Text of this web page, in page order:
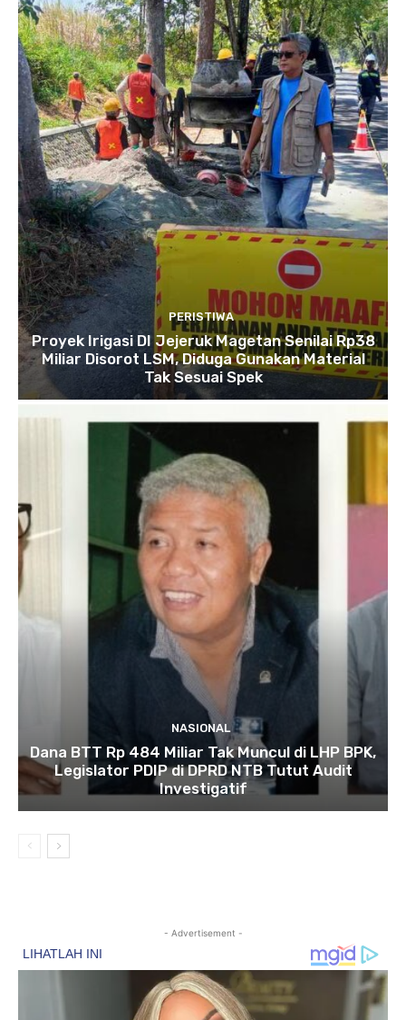
PERISTIWA
Proyek Irigasi DI Jejeruk Magetan Senilai Rp38
Miliar Disorot LSM, Diduga Gunakan Material
Tak Sesuai Spek
NASIONAL
Dana BTT Rp 484 Miliar Tak Muncul di LHP BPK,
Legislator PDIP di DPRD NTB Tutut Audit
Investigatif
- Advertisement -